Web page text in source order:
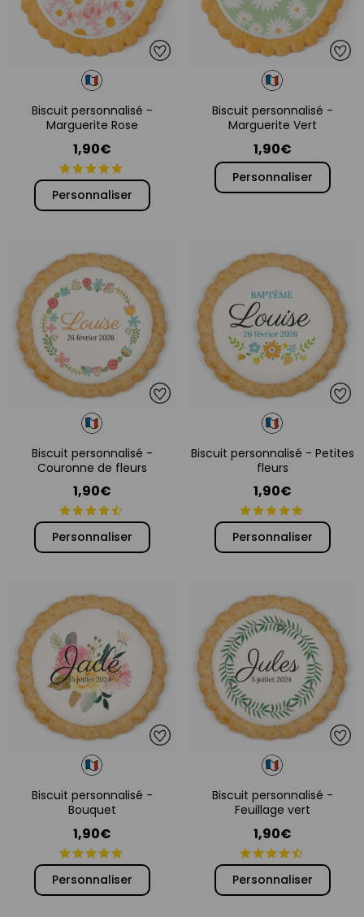
Biscuit personnalisé -
Marguerite Rose
1,90€
Personnaliser
Biscuit personnalisé -
Marguerite Vert
1,90€
Personnaliser
Biscuit personnalisé -
Couronne de fleurs
1,90€
Personnaliser
Biscuit personnalisé - Petites
fleurs
1,90€
Personnaliser
Biscuit personnalisé -
Bouquet
1,90€
Personnaliser
Biscuit personnalisé -
Feuillage vert
1,90€
Personnaliser